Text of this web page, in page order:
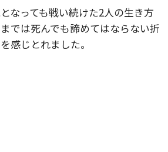
なっても戦い続けた2人の生き方
では死んでも諦めてはならない折
感じとれました。